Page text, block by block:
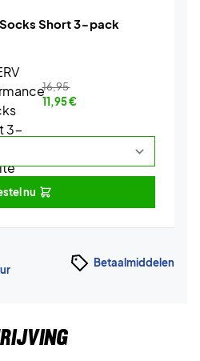
Short 3-pack
16,95
11,95€
nu
Betaalmiddelen